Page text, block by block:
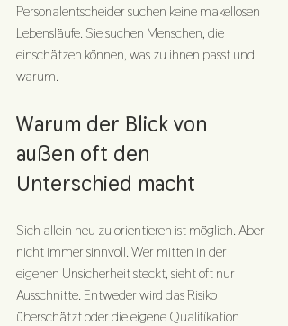
Personalentscheider suchen keine makellosen
Lebensläufe. Sie suchen Menschen, die
einschätzen können, was zu ihnen passt und
warum.
Warum der Blick von
außen oft den
Unterschied macht
Sich allein neu zu orientieren ist möglich. Aber
nicht immer sinnvoll. Wer mitten in der
eigenen Unsicherheit steckt, sieht oft nur
Ausschnitte. Entweder wird das Risiko
überschätzt oder die eigene Qualifikation